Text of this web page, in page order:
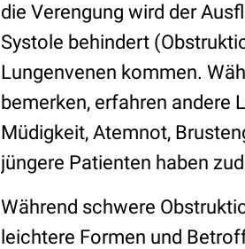
die Verengung wird der
Systole behindert
Lungenvenen kommen.
bemerken, erfahren andere
Müdigkeit, Atemnot,
jüngere Patienten haben
Während schwere
leichtere Formen und